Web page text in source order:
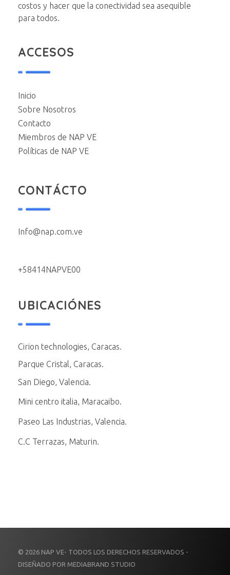
costos y hacer que la conectividad sea asequible
para todos.
ACCESOS
Inicio
Sobre Nosotros
Contacto
Miembros de NAP VE
Políticas de NAP VE
CONTÁCTO
Info@nap.com.ve
+58414NAPVE00
UBICACIÓNES
Cirion technologies, Caracas.
Parque Cristal, Caracas.
San Diego, Valencia.
Mini centro italia, Maracaibo.
Paseo Las Industrias, Valencia.
C.C Terrazas, Maturin.
© 2026 NAP VE- TODOS LOS DERECHOS RESERVADOS -
DISEÑADO POR MEDIABRAND STUDIO